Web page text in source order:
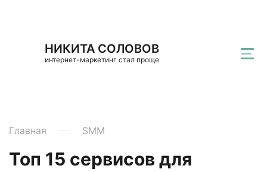
НИКИТА СОЛОВОВ
интернет-маркетинг стал проще
Главная SMM
Топ 15 сервисов для